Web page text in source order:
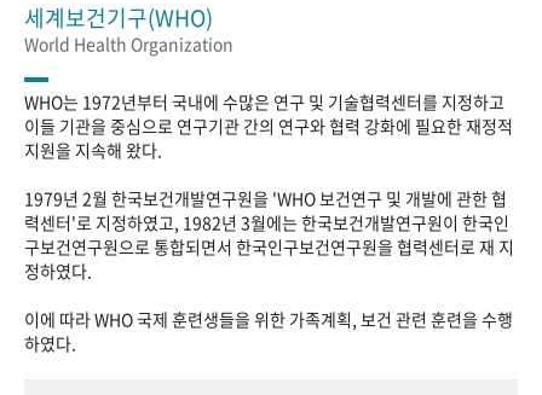
세계보건기구(WHO)
World Health Organization
WHO는 1972년부터 국내에 수많은 연구 및 기술협력센터를 지정하고
이들 기관을 중심으로 연구기관 간의 연구와 협력 강화에 필요한 재정적
지원을 지속해 왔다.
1979년 2월 한국보건개발연구원을 'WHO 보건연구 및 개발에 관한 협
력센터'로 지정하였고, 1982년 3월에는 한국보건개발연구원이 한국인
구보건연구원으로 통합되면서 한국인구보건연구원을 협력센터로 재 지
정하였다.
이에 따라 WHO 국제 훈련생들을 위한 가족계획, 보건 관련 훈련을 수행
하였다.